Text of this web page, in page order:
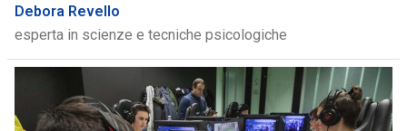
Debora Revello
esperta in scienze e tecniche psicologiche